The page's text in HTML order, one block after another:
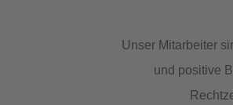
Unser Mitarbeiter
und positive